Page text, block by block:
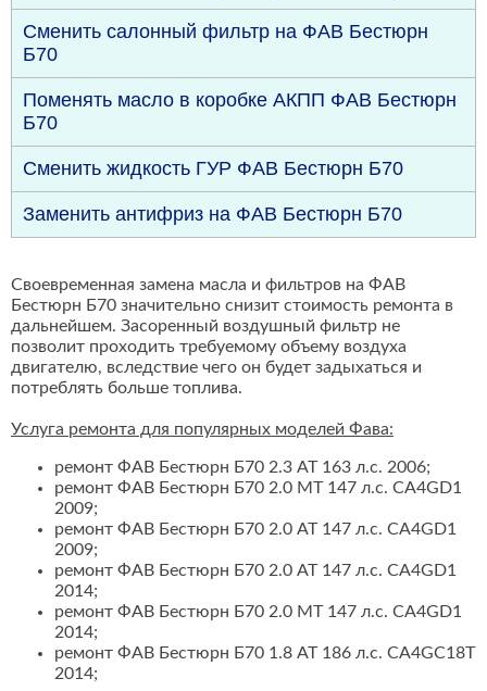
Сменить салонный фильтр на ФАВ Бестюрн
Б70
Поменять масло в коробке АКПП ФАВ Бестюрн
Б70
Сменить жидкость ГУР ФАВ Бестюрн Б70
Заменить антифриз на ФАВ Бестюрн Б70
Своевременная замена масла и фильтров на ФАВ
Бестюрн Б70 значительно снизит стоимость ремонта в
дальнейшем. Засоренный воздушный фильтр не
позволит проходить требуемому объему воздуха
двигателю, вследствие чего он будет задыхаться и
потреблять больше топлива.
Услуга ремонта для популярных моделей Фава:
ремонт ФАВ Бестюрн Б70 2.3 AT 163 л.с. 2006;
ремонт ФАВ Бестюрн Б70 2.0 MT 147 л.с. CA4GD1
2009;
ремонт ФАВ Бестюрн Б70 2.0 AT 147 л.с. CA4GD1
2009;
ремонт ФАВ Бестюрн Б70 2.0 AT 147 л.с. CA4GD1
2014;
ремонт ФАВ Бестюрн Б70 2.0 MT 147 л.с. CA4GD1
2014;
ремонт ФАВ Бестюрн Б70 1.8 AT 186 л.с. CA4GC18T
2014;